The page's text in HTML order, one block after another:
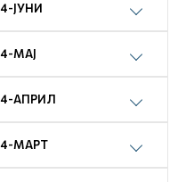
ЈУНИ
МАЈ
АПРИЛ
МАРТ